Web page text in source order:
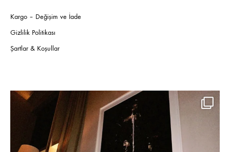
Kargo – Değişim ve İade
Gizlilik Politikası
Şartlar & Koşullar